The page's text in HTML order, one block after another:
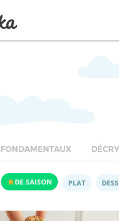
FONDAMENTAUX
DE SAISON PLAT